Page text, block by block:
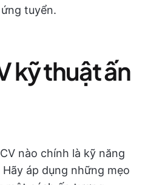
tuyển.
kỹ thuật ấn
nào chính là kỹ năng
áp dụng những mẹo